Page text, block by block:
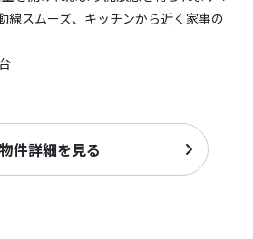
線スムーズ、キッチンから近く家事の
物件詳細を見る